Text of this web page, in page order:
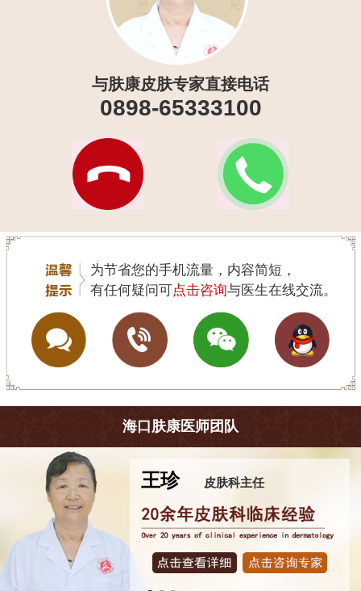
与肤康皮肤专家直接电话
0898-65333100
为节省您的手机流量，内容简短，
有任何疑问可点击咨询与医生在线交流。
海口肤康医师团队
王珍 皮肤科主任